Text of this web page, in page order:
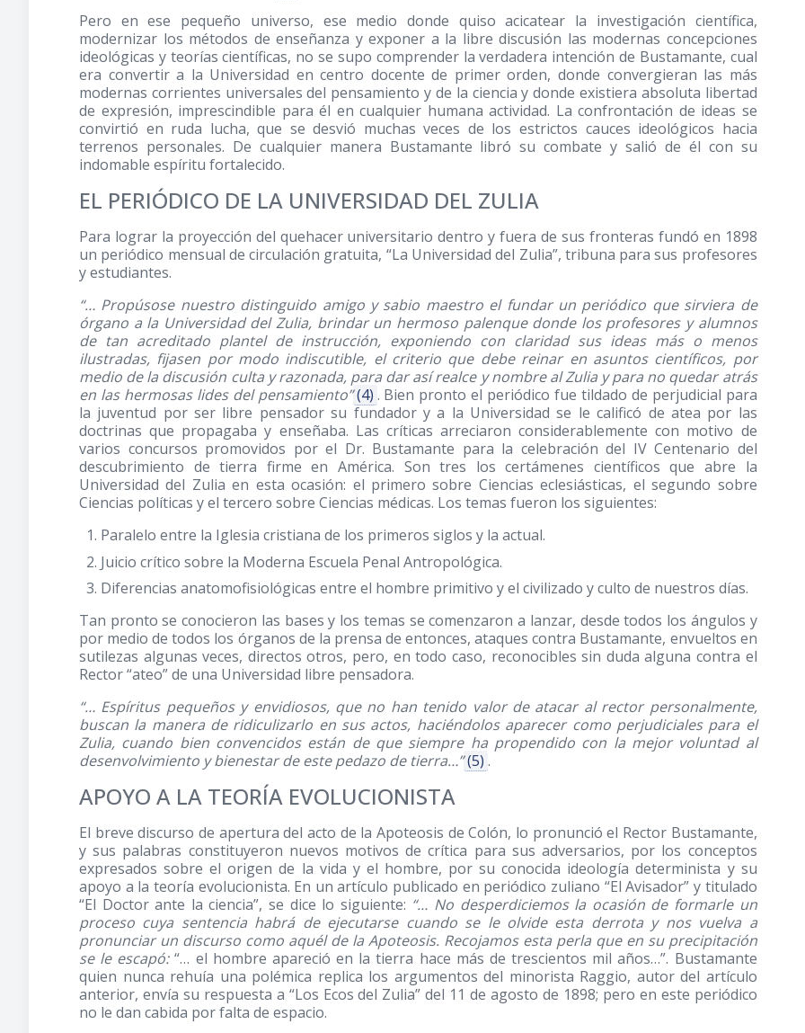
Pero en ese pequeño universo, ese medio donde quiso acicatear la investigación científica,
modernizar los métodos de enseñanza y exponer a la libre discusión las modernas concepciones
ideológicas y teorías científicas, no se supo comprender la verdadera intención de Bustamante, cual
era convertir a la Universidad en centro docente de primer orden, donde convergieran las más
modernas corrientes universales del pensamiento y de la ciencia y donde existiera absoluta libertad
de expresión, imprescindible para él en cualquier humana actividad. La confrontación de ideas se
convirtió en ruda lucha, que se desvió muchas veces de los estrictos cauces ideológicos hacia
terrenos personales. De cualquier manera Bustamante libró su combate y salió de él con su
indomable espíritu fortalecido.
EL PERIÓDICO DE LA UNIVERSIDAD DEL ZULIA
Para lograr la proyección del quehacer universitario dentro y fuera de sus fronteras fundó en 1898
un periódico mensual de circulación gratuita, “La Universidad del Zulia”, tribuna para sus profesores
y estudiantes.
“… Propúsose nuestro distinguido amigo y sabio maestro el fundar un periódico que sirviera de
órgano a la Universidad del Zulia, brindar un hermoso palenque donde los profesores y alumnos
de tan acreditado plantel de instrucción, exponiendo con claridad sus ideas más o menos
ilustradas, fijasen por modo indiscutible, el criterio que debe reinar en asuntos científicos, por
medio de la discusión culta y razonada, para dar así realce y nombre al Zulia y para no quedar atrás
en las hermosas lides del pensamiento” (4) . Bien pronto el periódico fue tildado de perjudicial para
la juventud por ser libre pensador su fundador y a la Universidad se le calificó de atea por las
doctrinas que propagaba y enseñaba. Las críticas arreciaron considerablemente con motivo de
varios concursos promovidos por el Dr. Bustamante para la celebración del IV Centenario del
descubrimiento de tierra firme en América. Son tres los certámenes científicos que abre la
Universidad del Zulia en esta ocasión: el primero sobre Ciencias eclesiásticas, el segundo sobre
Ciencias políticas y el tercero sobre Ciencias médicas. Los temas fueron los siguientes:
Paralelo entre la Iglesia cristiana de los primeros siglos y la actual.
Juicio crítico sobre la Moderna Escuela Penal Antropológica.
Diferencias anatomofisiológicas entre el hombre primitivo y el civilizado y culto de nuestros días.
Tan pronto se conocieron las bases y los temas se comenzaron a lanzar, desde todos los ángulos y
por medio de todos los órganos de la prensa de entonces, ataques contra Bustamante, envueltos en
sutilezas algunas veces, directos otros, pero, en todo caso, reconocibles sin duda alguna contra el
Rector “ateo” de una Universidad libre pensadora.
“… Espíritus pequeños y envidiosos, que no han tenido valor de atacar al rector personalmente,
buscan la manera de ridiculizarlo en sus actos, haciéndolos aparecer como perjudiciales para el
Zulia, cuando bien convencidos están de que siempre ha propendido con la mejor voluntad al
desenvolvimiento y bienestar de este pedazo de tierra…”(5) .
APOYO A LA TEORÍA EVOLUCIONISTA
El breve discurso de apertura del acto de la Apoteosis de Colón, lo pronunció el Rector Bustamante,
y sus palabras constituyeron nuevos motivos de crítica para sus adversarios, por los conceptos
expresados sobre el origen de la vida y el hombre, por su conocida ideología determinista y su
apoyo a la teoría evolucionista. En un artículo publicado en periódico zuliano “El Avisador” y titulado
“El Doctor ante la ciencia”, se dice lo siguiente: “… No desperdiciemos la ocasión de formarle un
proceso cuya sentencia habrá de ejecutarse cuando se le olvide esta derrota y nos vuelva a
pronunciar un discurso como aquél de la Apoteosis. Recojamos esta perla que en su precipitación
se le escapó:“… el hombre apareció en la tierra hace más de trescientos mil años…”. Bustamante
quien nunca rehuía una polémica replica los argumentos del minorista Raggio, autor del artículo
anterior, envía su respuesta a “Los Ecos del Zulia” del 11 de agosto de 1898; pero en este periódico
no le dan cabida por falta de espacio.